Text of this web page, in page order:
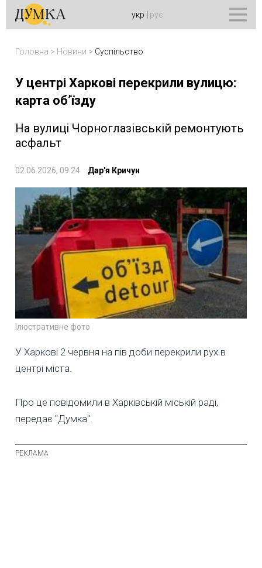
укр рус
Головна > Новини > Суспільство
У центрі Харкові перекрили вулицю:
карта обʼїзду
На вулиці Чорноглазівській ремонтують
асфальт
02.06.2026, 09:24 Дар'я Кричун
Ілюстративне фото
У Харкові 2 червня на пів доби перекрили рух в
центрі міста.
Про це повідомили в Харківській міській раді,
передає "Думка".